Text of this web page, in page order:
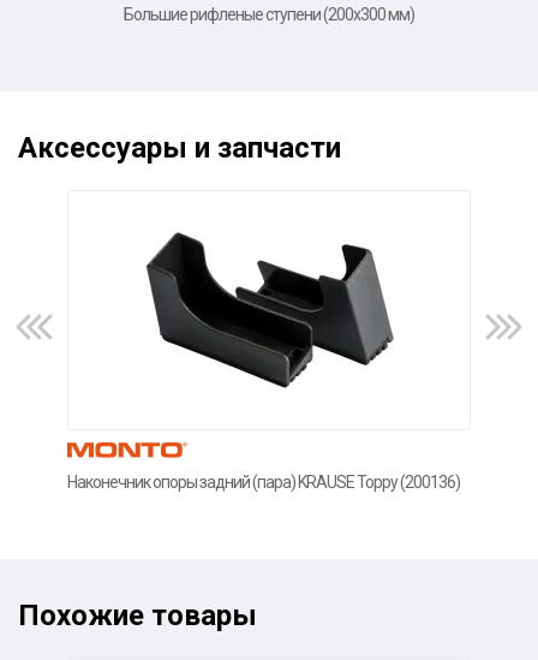
Большие рифленые ступени (200х300 мм)
Аксессуары и запчасти
Наконечник опоры задний (пара) KRAUSE Toppy (200136)
Похожие товары